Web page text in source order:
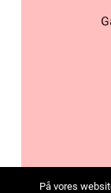
På vores